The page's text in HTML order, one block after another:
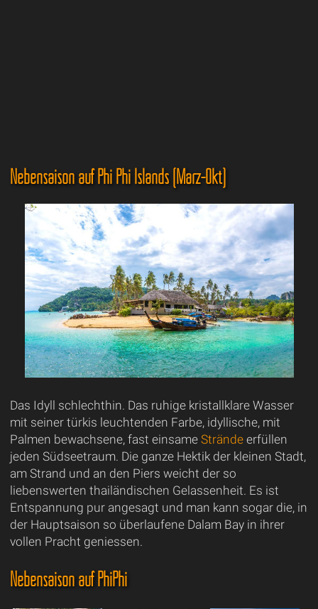
Nebensaison auf Phi Phi Islands (März-Okt)
Das Idyll schlechthin. Das ruhige kristallklare Wasser
mit seiner türkis leuchtenden Farbe, idyllische, mit
Palmen bewachsene, fast einsame Strändeerfüllen
jeden Südseetraum. Die ganze Hektik der kleinen Stadt,
am Strand und an den Piers weicht der so
liebenswerten thailändischen Gelassenheit. Es ist
Entspannung pur angesagt und man kann sogar die, in
der Hauptsaison so überlaufene Dalam Bay in ihrer
vollen Pracht geniessen.
Nebensaison auf PhiPhi